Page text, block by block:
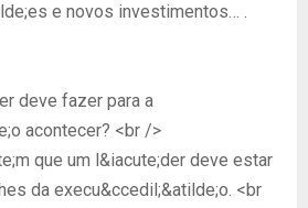
e novos investimentos… .
deve fazer para a
acontecer? <br />
que um l&iacute;der deve estar
da execu&ccedil;&atilde;o. <br